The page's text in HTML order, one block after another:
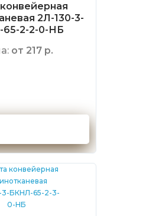
2Л-130-3-
2-2-0-НБ
от 217 р.